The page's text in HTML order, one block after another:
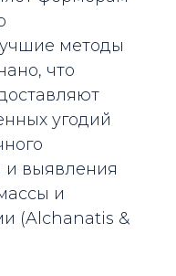
методы
что
угодий
и выявления
и
(Alchanatis &